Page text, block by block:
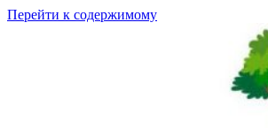
Перейти к содержимому